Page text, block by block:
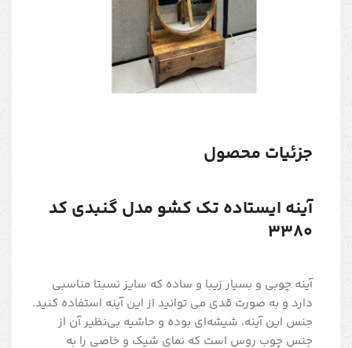
جزئیات محصول
آینه ایستاده تک کشو مدل گنبدی کد
3380
آینه چوبی و بسیار زیبا و ساده که سایز نسبتا مناسبی
دارد و به صورت قدی می توانید از این آینه استفاده کنید.
جنس این آینه، شیشه‌ای بوده و حاشیه بی‌نظیر آن از
جنس چوب روس است که نمای شیک و خاصی را به